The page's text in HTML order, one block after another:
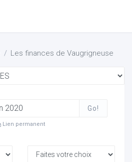
Les finances de Vaugrigneuse
Go!
Lien permanent